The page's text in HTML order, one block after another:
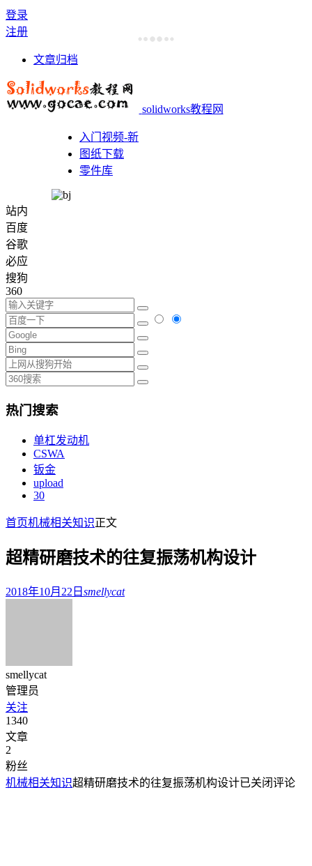
登录
注册
文章归档
solidworks教程网
入门视频-新
图纸下载
零件库
站内
百度
谷歌
必应
搜狗
360
热门搜索
单杠发动机
CSWA
钣金
upload
30
首页机械相关知识正文
超精研磨技术的往复振荡机构设计
2018年10月22日 smellycat
smellycat
管理员
关注
1340
文章
2
粉丝
机械相关知识超精研磨技术的往复振荡机构设计已关闭评论